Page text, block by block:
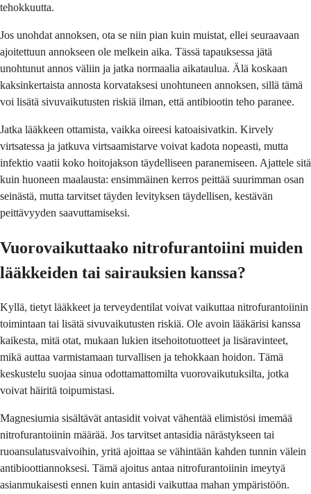
tehokkuutta.
Jos unohdat annoksen, ota se niin pian kuin muistat, ellei seuraavaan
ajoitettuun annokseen ole melkein aika. Tässä tapauksessa jätä
unohtunut annos väliin ja jatka normaalia aikataulua. Älä koskaan
kaksinkertaista annosta korvataksesi unohtuneen annoksen, sillä tämä
voi lisätä sivuvaikutusten riskiä ilman, että antibiootin teho paranee.
Jatka lääkkeen ottamista, vaikka oireesi katoaisivatkin. Kirvely
virtsatessa ja jatkuva virtsaamistarve voivat kadota nopeasti, mutta
infektio vaatii koko hoitojakson täydelliseen paranemiseen. Ajattele sitä
kuin huoneen maalausta: ensimmäinen kerros peittää suurimman osan
seinästä, mutta tarvitset täyden levityksen täydellisen, kestävän
peittävyyden saavuttamiseksi.
Vuorovaikuttaako nitrofurantoiini muiden
lääkkeiden tai sairauksien kanssa?
Kyllä, tietyt lääkkeet ja terveydentilat voivat vaikuttaa nitrofurantoiinin
toimintaan tai lisätä sivuvaikutusten riskiä. Ole avoin lääkärisi kanssa
kaikesta, mitä otat, mukaan lukien itsehoitotuotteet ja lisäravinteet,
mikä auttaa varmistamaan turvallisen ja tehokkaan hoidon. Tämä
keskustelu suojaa sinua odottamattomilta vuorovaikutuksilta, jotka
voivat häiritä toipumistasi.
Magnesiumia sisältävät antasidit voivat vähentää elimistösi imemää
nitrofurantoiinin määrää. Jos tarvitset antasidia närästykseen tai
ruoansulatusvaivoihin, yritä ajoittaa se vähintään kahden tunnin välein
antibioottiannoksesi. Tämä ajoitus antaa nitrofurantoiinin imeytyä
asianmukaisesti ennen kuin antasidi vaikuttaa mahan ympäristöön.